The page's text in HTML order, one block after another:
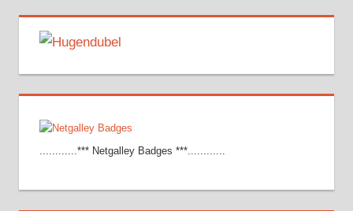
............*** Netgalley Badges ***............